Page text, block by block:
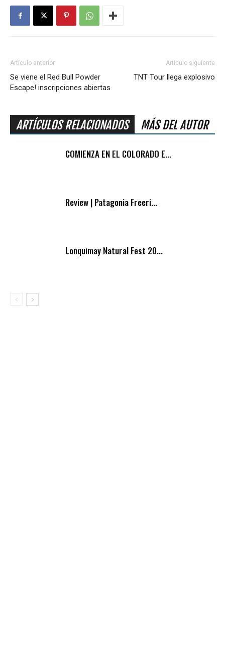
Artículo anterior
Se viene el Red Bull Powder
Escape! inscripciones abiertas
Artículo siguiente
TNT Tour llega explosivo
ARTÍCULOS RELACIONADOS MÁS DEL AUTOR
COMIENZA EN EL COLORADO E...
Review | Patagonia Freeri...
Lonquimay Natural Fest 20...